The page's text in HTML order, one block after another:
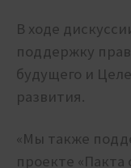
В ходе
поддержку
будущего и
развития.
«Мы также
проекте